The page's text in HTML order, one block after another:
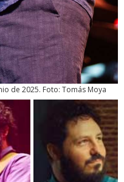
de 2025. Foto: Tomás Moya